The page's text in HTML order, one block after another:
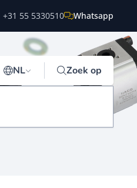
+31 55 5330510 Whatsapp
NL Zoek op